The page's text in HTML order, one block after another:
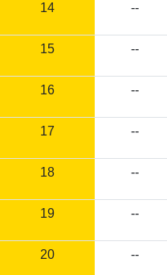
14 --
15 --
16 --
17 --
18 --
19 --
20 --